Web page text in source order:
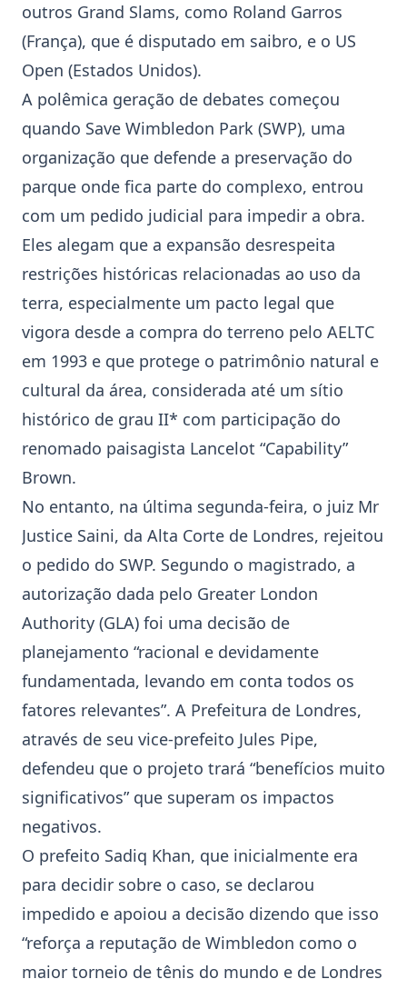
outros Grand Slams, como Roland Garros
(França), que é disputado em saibro, e o US
Open (Estados Unidos).
A polêmica geração de debates começou
quando Save Wimbledon Park (SWP), uma
organização que defende a preservação do
parque onde fica parte do complexo, entrou
com um pedido judicial para impedir a obra.
Eles alegam que a expansão desrespeita
restrições históricas relacionadas ao uso da
terra, especialmente um pacto legal que
vigora desde a compra do terreno pelo AELTC
em 1993 e que protege o patrimônio natural e
cultural da área, considerada até um sítio
histórico de grau II* com participação do
renomado paisagista Lancelot “Capability”
Brown.
No entanto, na última segunda-feira, o juiz Mr
Justice Saini, da Alta Corte de Londres, rejeitou
o pedido do SWP. Segundo o magistrado, a
autorização dada pelo Greater London
Authority (GLA) foi uma decisão de
planejamento “racional e devidamente
fundamentada, levando em conta todos os
fatores relevantes”. A Prefeitura de Londres,
através de seu vice-prefeito Jules Pipe,
defendeu que o projeto trará “benefícios muito
significativos” que superam os impactos
negativos.
O prefeito Sadiq Khan, que inicialmente era
para decidir sobre o caso, se declarou
impedido e apoiou a decisão dizendo que isso
“reforça a reputação de Wimbledon como o
maior torneio de tênis do mundo e de Londres